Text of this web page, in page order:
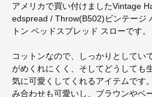
アメリカで買い付けましたVintage
edspread / Throw(B502)ビンテージ
トン ベッドスプレッド スローです。
コットンなので、しっかりとしてい
がめくれにくく、そしてどうしても
気に可愛くしてくれるアイテムです
み合わせも可愛いし、ブラウンやベ